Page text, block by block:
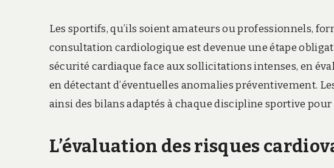
Les sportifs, qu’ils soient amateurs ou professionnels,
consultation cardiologique est devenue une étape
sécurité cardiaque face aux sollicitations intenses, en
en détectant d’éventuelles anomalies préventivement.
ainsi des bilans adaptés à chaque discipline sportive
L’évaluation des risques